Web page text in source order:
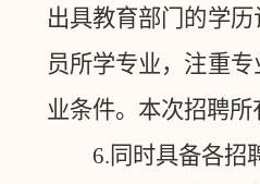
出具教育部门的学
员所学专业，注重
业条件。本次招聘所
6. 同时具备各招